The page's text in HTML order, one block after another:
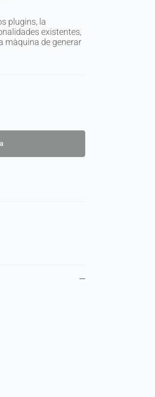
plugins, la
existentes,
màquina de generar